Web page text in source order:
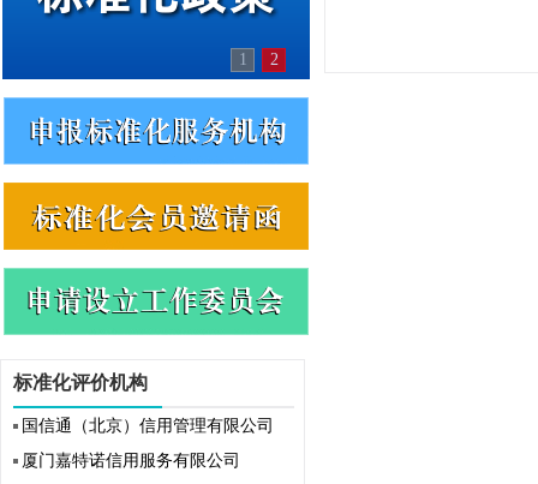
1 2
标准化评价机构
国信通（北京）信用管理有限公司
厦门嘉特诺信用服务有限公司